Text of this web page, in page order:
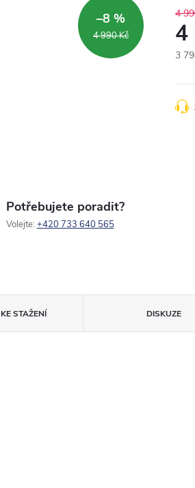
4 990 Kč
–8 % 4
4
3
Potřebujete poradit?
Volejte: +420 733 640 565
STAŽENÍ DISKUZE